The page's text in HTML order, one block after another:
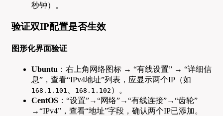
秒钟）。
验证双IP配置是否生效
图形化界面验证
Ubuntu ：右上角网络图标 → “有线设置” → “详细信
息”，查看“IPv4地址”列表，应显示两个IP（如
168.1.101 168.1.102 ）。
CentOS ：“设置”→“网络”→“有线连接”→“齿轮”
→“IPv4”，查看“地址”字段，确认两个IP已添加。